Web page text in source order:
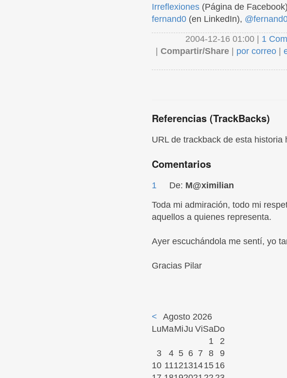
Irreflexiones (Página de
fernand0 (en LinkedIn),
2004-12-16 01:00 | 1
| Compartir/Share | por correo |
Referencias (TrackBacks)
URL de trackback de esta
Comentarios
1 De: M@ximilian
Toda mi admiración, todo mi
aquellos a quienes representa.
Ayer escuchándola me sentí, yo
Gracias Pilar
<
Agosto 2026
LuMaMiJu ViSaDo
1
2
3
4 5 6 7 8
9
10 1112131415 16